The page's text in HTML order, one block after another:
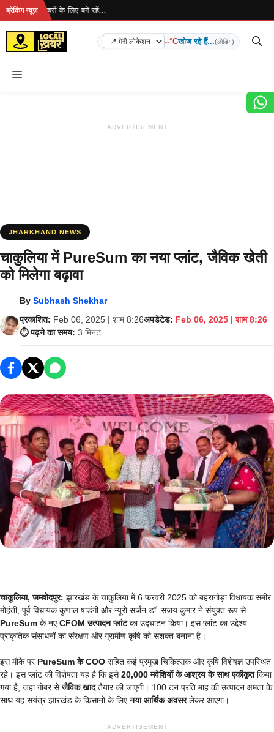
Skip
content
ब्रेकिंग न्यूज़
है... ताज़ा खबरों के लिए बने रहें...
--°Cखोज रहे हैं...(लोडिंग)
Menu
ADVERTISEMENT
JHARKHAND NEWS
चाकुलिया में PureSum का नया प्लांट, जैविक खेती
को मिलेगा बढ़ावा
BySubhash Shekhar
प्रकाशित: Feb 06, 2025 | शाम 8:26अपडेटेड: Feb 06, 2025 | शाम 8:26
⏱️ पढ़ने का समय: 3 मिनट
चाकुलिया, जमशेदपुर: झारखंड के चाकुलिया में 6 फरवरी 2025 को बहरागोड़ा विधायक समीर
मोहंती, पूर्व विधायक कुणाल षाडंगी और न्यूरो सर्जन डॉ. संजय कुमार ने संयुक्त रूप से
PureSum के नएCFOM उत्पादन प्लांटका उद्घाटन किया। इस प्लांट का उद्देश्य
प्राकृतिक संसाधनों का संरक्षण और ग्रामीण कृषि को सशक्त बनाना है।
इस मौके पर PureSum के COO सहित कई प्रमुख चिकित्सक और कृषि विशेषज्ञ उपस्थित
रहे। इस प्लांट की विशेषता यह है कि इसे20,000 मवेशियों के आश्रय के साथ एकीकृतकिया
गया है, जहां गोबर सेजैविक खादतैयार की जाएगी। 100 टन प्रति माह की उत्पादन क्षमता के
साथ यह संयंत्र झारखंड के किसानों के लिएनया आर्थिक अवसरलेकर आएगा।
ADVERTISEMENT